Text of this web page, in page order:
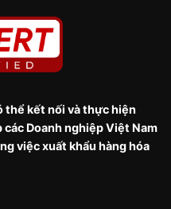
thể kết nối và thực hiện
Doanh nghiệp Việt Nam
việc xuất khẩu hàng hóa